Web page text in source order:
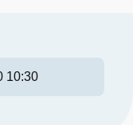
10:30